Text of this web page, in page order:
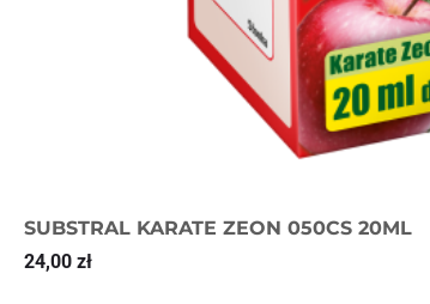
SUBSTRAL KARATE ZEON 050CS 20ML
24,00 zł